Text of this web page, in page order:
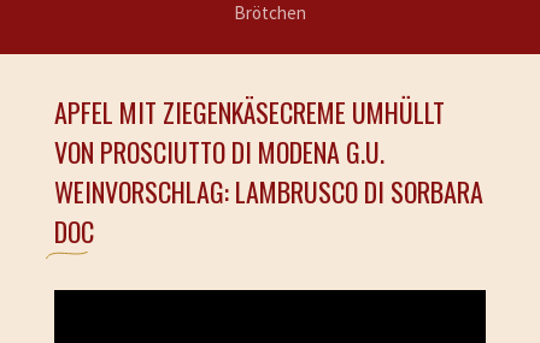
Brötchen
APFEL MIT ZIEGENKÄSECREME UMHÜLLT
VON PROSCIUTTO DI MODENA G.U.
WEINVORSCHLAG: LAMBRUSCO DI SORBARA
DOC